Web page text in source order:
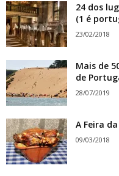
24 dos
(1 é
23/02/2018
Mais de
de
28/07/2019
A Feira
09/03/2018